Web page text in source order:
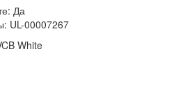
Да
UL-00007267
White